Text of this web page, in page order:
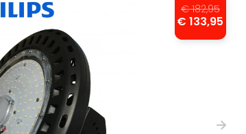
€ 182,95
€ 133,95